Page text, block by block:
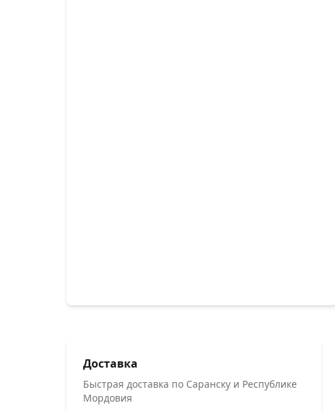
Доставка
Быстрая доставка по Саранску и Республике
Мордовия